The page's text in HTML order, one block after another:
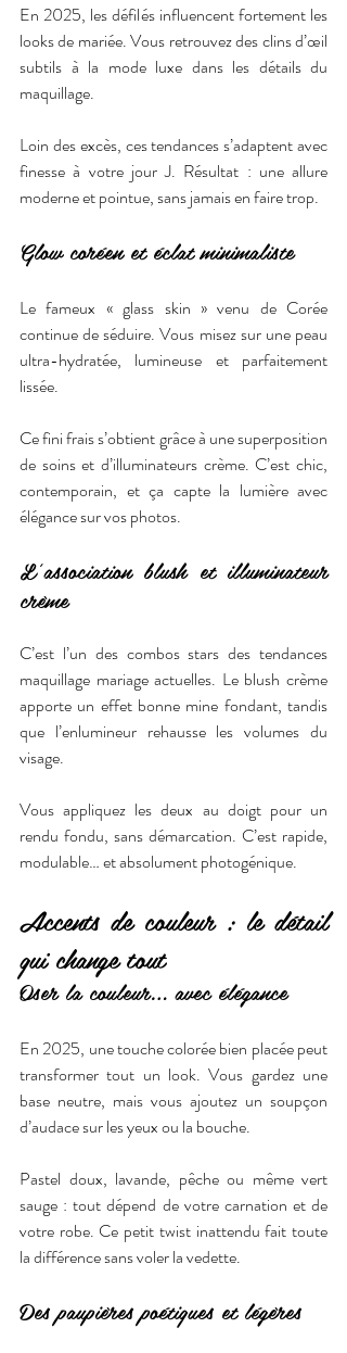
En 2025, les défilés influencent fortement les
looks de mariée. Vous retrouvez des clins d’œil
subtils à la mode luxe dans les détails du
maquillage.
Loin des excès, ces tendances s’adaptent avec
finesse à votre jour J. Résultat : une allure
moderne et pointue, sans jamais en faire trop.
Glow coréen et éclat minimaliste
Le fameux « glass skin » venu de Corée
continue de séduire. Vous misez sur une peau
ultra-hydratée, lumineuse et parfaitement
lissée.
Ce fini frais s’obtient grâce à une superposition
de soins et d’illuminateurs crème. C’est chic,
contemporain, et ça capte la lumière avec
élégance sur vos photos.
L’association blush et illuminateur
crème
C’est l’un des combos stars des tendances
maquillage mariage actuelles. Le blush crème
apporte un effet bonne mine fondant, tandis
que l’enlumineur rehausse les volumes du
visage.
Vous appliquez les deux au doigt pour un
rendu fondu, sans démarcation. C’est rapide,
modulable… et absolument photogénique.
Accents de couleur : le détail
qui change tout
Oser la couleur… avec élégance
En 2025, une touche colorée bien placée peut
transformer tout un look. Vous gardez une
base neutre, mais vous ajoutez un soupçon
d’audace sur les yeux ou la bouche.
Pastel doux, lavande, pêche ou même vert
sauge : tout dépend de votre carnation et de
votre robe. Ce petit twist inattendu fait toute
la différence sans voler la vedette.
Des paupières poétiques et légères